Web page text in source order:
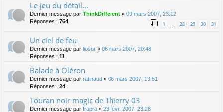
Le jeu du détail...
Dernier message par ThinkDifferent « 09 mars 2007, 23:12
Réponses : 764 1 28 29 30 31
Un ciel de feu
Dernier message par liosor « 06 mars 2007, 20:48
Réponses : 11
Balade à Oléron
Dernier message par ratinaud « 06 mars 2007, 13:51
Réponses : 24
Touran noir magic de Thierry 03
Dernier message par frapra « 23 févr. 2007, 23:28